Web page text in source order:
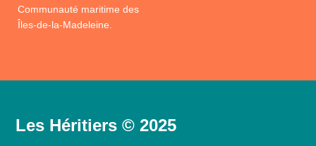
Communauté maritime des
Îles-de-la-Madeleine.
Les Héritiers © 2025